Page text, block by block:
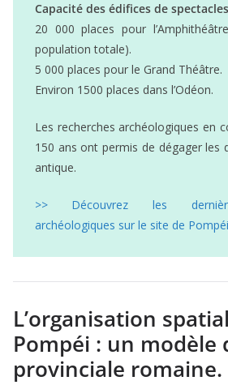
Capacité des édifices de
20 000 places pour
population totale).
5 000 places pour le Grand Théâtre.
Environ 1500 places dans l’Odéon.
Les recherches archéologiques en
150 ans ont permis de dégager les
antique.
>> Découvrez les
archéologiques sur le site de
L’organisation
Pompéi : un modèle
provinciale romaine.